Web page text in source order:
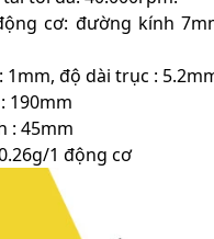
cơ: đường kính
1mm, độ dài trục :
190mm
: 45mm
1 động cơ